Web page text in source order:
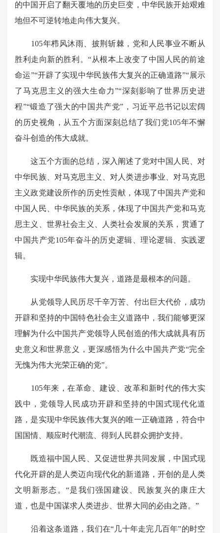
的中国开启了翻天覆地的历史巨变，中华民族开始艰难
地但不可逆转地走向伟大复兴。
105年栉风沐雨、披荆斩棘，党和人民事业不断从
胜利走向新的胜利。“从根本上改变了中国人民的前途
命运”“开辟了实现中华民族伟大复兴的正确道路”“展示
了马克思主义的强大生命力”“深刻影响了世界历史进
程”“锻造了强大的中国共产党”，习近平总书记以宏阔
的历史视角，从五个方面深刻总结了我们党105年不懈
奋斗创造的伟大成就。
这五个方面的总结，深入阐述了党对中国人民、对
中华民族、对马克思主义、对人类进步事业、对马克思
主义政党建设所作的历史性贡献，体现了中国共产党和
中国人民、中华民族的关系，体现了中国共产党和马克
思主义、世界社会主义、人类社会发展的关系，贯通了
中国共产党105年奋斗的历史逻辑、理论逻辑、实践逻
辑。
实现中华民族伟大复兴，道路是最根本的问题。
从党领导人民历尽千辛万苦、付出巨大代价，成功
开辟和坚持的中国特色社会主义道路中，我们能够更深
理解为什么中国共产党领导人民创造的伟大成就具有历
史意义和世界意义，更深感悟为什么中国共产党“完全
无愧为伟大光荣正确的党”。
105年来，在革命、建设、改革和新时代的伟大实
践中，党领导人民成功开辟和坚持的中国式现代化道
路，是实现中华民族伟大复兴的唯一正确道路，符合中
国国情、顺应时代潮流、得到人民群众拥护支持。
既造福中国人民、又促进世界共同发展，中国式现
代化开辟的是人类迈向现代化的新道路，开创的是人类
文明新形态。“是我们强国建设、民族复兴的康庄大
道，也是中国谋求人类进步、世界大同的必由之路。”
沿着这条道路，我们在“几十年走完几百年”的时空